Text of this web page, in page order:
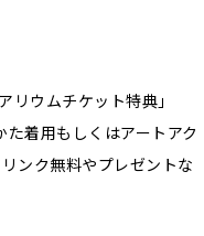
リウムチケット特典」
着用もしくはアートアク
ンク無料やプレゼントな